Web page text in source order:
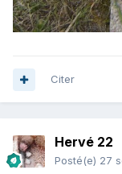
Citer
Hervé 22
Posté(e) 27